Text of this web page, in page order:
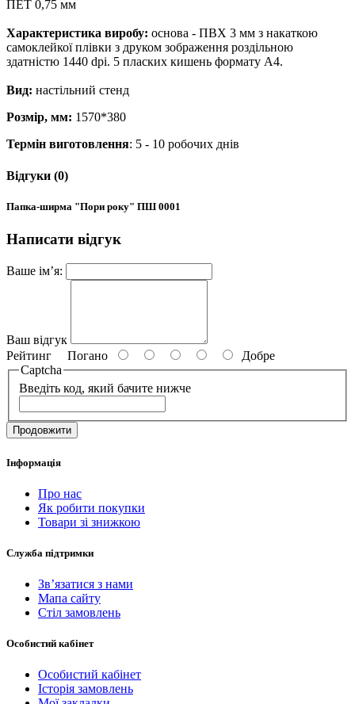
ПЕТ 0,75 мм
Характеристика виробу: основа - ПВХ 3 мм з накаткою
самоклейкої плівки з друком зображення роздільною
здатністю 1440 dpi. 5 пласких кишень формату А4.
Вид: настільний стенд
Розмір, мм: 1570*380
Термін виготовлення: 5 - 10 робочих днів
Відгуки (0)
Папка-ширма "Пори року" ПШ 0001
Написати відгук
Ваше ім’я:
Ваш відгук
Рейтинг Погано
Добре
Captcha
Введіть код, який бачите нижче
Продовжити
Інформація
Про нас
Як робити покупки
Товари зі знижкою
Служба підтримки
Зв’язатися з нами
Мапа сайту
Стіл замовлень
Особистий кабінет
Особистий кабінет
Історія замовлень